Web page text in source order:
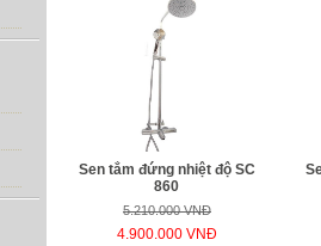
Sen tắm đứng nhiệt độ SC
860
5.210.000 VNĐ
4.900.000 VNĐ